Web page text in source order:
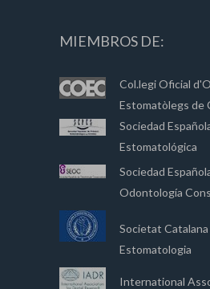
MIEMBROS DE:
Col.legi Oficial
Estomatòlegs de
Sociedad
Estomatológica
Sociedad
Odontología
Societat
Estomatologia
International